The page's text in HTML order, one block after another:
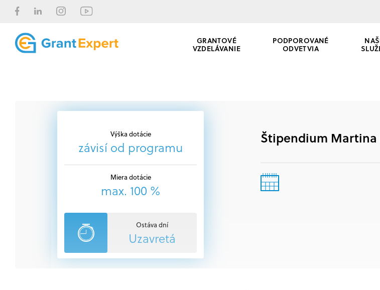
GRANTOVÉ
VZDELÁVANIE
PODPOROVANÉ
ODVETVIA
Výška dotácie
závisí od programu
Miera dotácie
max. 100 %
Ostáva dní
Uzavretá
Štipendium Martina